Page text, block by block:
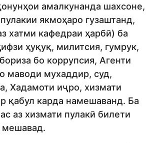
амалкунанда шахсоне,
якмоҳаро гузаштанд,
хатми кафедраи ҳарбӣ) ба
ҳуқуқ, милитсия, гумрук,
бо коррупсия, Агенти
маводи мухаддир, суд,
Хадамоти иҷро, хизмати
қабул карда намешаванд. Ба
аз хизмати пулакӣ билети
мешавад.